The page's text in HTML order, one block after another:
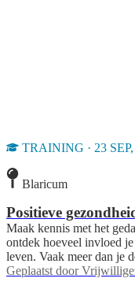
TRAINING · 23
Blaricum
Positieve
Maak kennis met het
ontdek hoeveel invloed
leven. Vaak meer dan je
Geplaatst door